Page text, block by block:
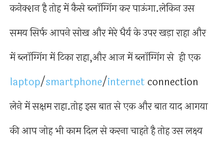
कनेक्शन है तोह में कैसे ब्लॉग्गिंग कर पाऊंगा.लेकिन उस
समय सिर्फ आपने सोख और मेरे धैर्य के उपर खड़ा राहा और
में ब्लॉग्गिंग में टिका राहा,और आज में ब्लॉग्गिंग से ही एक
laptop/smartphone/internet connection
लेने में सक्षम राहा.तोह इस बात से एक और बात याद आगया
की आप जोह भी काम दिल से करना चाहते है तोह उस लक्ष्य